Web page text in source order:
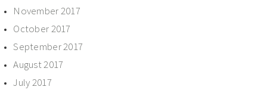
November 2017
October 2017
September 2017
August 2017
July 2017